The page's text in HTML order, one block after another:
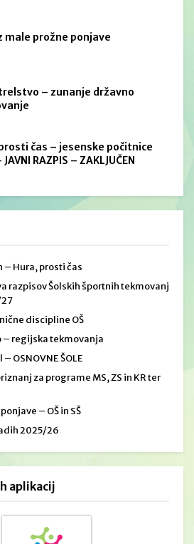
male prožne ponjave
– zunanje državno
čas – jesenske počitnice
RAZPIS – ZAKLJUČEN
– Hura, prosti čas
razpisov Šolskih športnih tekmovanj
discipline OŠ
regijska tekmovanja
OSNOVNE ŠOLE
za programe MS, ZS in KR ter
– OŠ in SŠ
2025/26
aplikacij